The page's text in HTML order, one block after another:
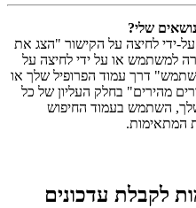
שלי?
ידי לחיצה על הקישור "הצג את
למשתמש או על ידי לחיצה על
דרך עמוד הפרופיל שלך או
מהירים" בחלק העליון של כל
השתמש בעמוד החיפוש
המתאימות.
לקבלת עדכונים